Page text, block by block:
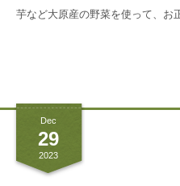
芋など大原産の野菜を使って、お
Dec
29
2023